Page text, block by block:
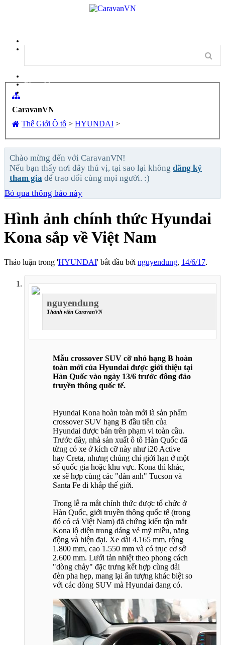
Đăng nhập
CaravanVN
Thế Giới Ô tô > HYUNDAI >
Chào mừng đến với CaravanVN!
Nếu bạn thấy nơi đây thú vị, tại sao lại không đăng ký
tham gia để trao đổi cùng mọi người. :)
Bỏ qua thông báo này
Hình ảnh chính thức Hyundai
Kona sắp về Việt Nam
Thảo luận trong 'HYUNDAI' bắt đầu bởi nguyendung, 14/6/17.
nguyendung
Thành viên CaravanVN
Mẫu crossover SUV cỡ nhỏ hạng B hoàn
toàn mới của Hyundai được giới thiệu tại
Hàn Quốc vào ngày 13/6 trước đông đảo
truyền thông quốc tế.
Hyundai Kona hoàn toàn mới là sản phẩm
crossover SUV hạng B đầu tiên của
Hyundai được bán trên phạm vi toàn cầu.
Trước đây, nhà sản xuất ô tô Hàn Quốc đã
từng có xe ở kích cỡ này như i20 Active
hay Creta, nhưng chúng chỉ giới hạn ở một
số quốc gia hoặc khu vực. Kona thì khác,
xe sẽ hợp cùng các "đàn anh" Tucson và
Santa Fe đi khắp thế giới.
Trong lễ ra mắt chính thức được tổ chức ở
Hàn Quốc, giới truyền thông quốc tế (trong
đó có cả Việt Nam) đã chứng kiến tận mắt
Kona lộ diện trong dáng vẻ mỹ miều, năng
động và hiện đại. Xe dài 4.165 mm, rộng
1.800 mm, cao 1.550 mm và có trục cơ sở
2.600 mm. Lưới tản nhiệt theo phong cách
"dòng chảy" đặc trưng kết hợp cùng dải
đèn pha hẹp, mang lại ấn tượng khác biệt so
với các dòng SUV mà Hyundai đang có.